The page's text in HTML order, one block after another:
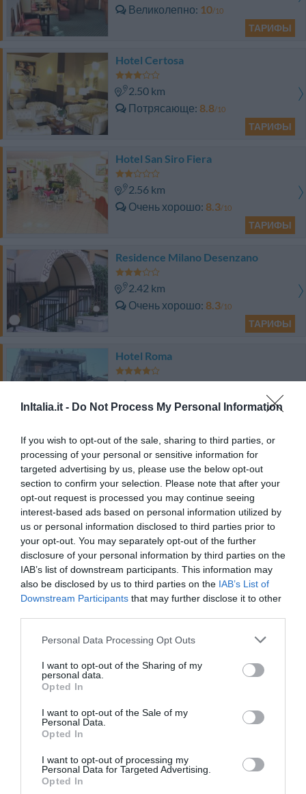
InItalia.it - Do Not Process My Personal Information
If you wish to opt-out of the sale, sharing to third parties, or
processing of your personal or sensitive information for
targeted advertising by us, please use the below opt-out
section to confirm your selection. Please note that after your
opt-out request is processed you may continue seeing
interest-based ads based on personal information utilized by
us or personal information disclosed to third parties prior to
your opt-out. You may separately opt-out of the further
disclosure of your personal information by third parties on the
IAB’s list of downstream participants. This information may
also be disclosed by us to third parties on the IAB’s List of
Downstream Participants that may further disclose it to other
Personal Data Processing Opt Outs
I want to opt-out of the Sharing of my
personal data.
Opted In
I want to opt-out of the Sale of my
Personal Data.
Opted In
I want to opt-out of processing my
Personal Data for Targeted Advertising.
Opted In
Великолепно 10/10
ТАРИФЫ
Hotel Certosa
2.50 km
Потрясающе 8.8/10
ТАРИФЫ
Hotel San Siro Fiera
2.56 km
Очень хорошо 8.3/10
ТАРИФЫ
Residence Milano Desenzano
2.42 km
Очень хорошо 8.3/10
ТАРИФЫ
Hotel Roma
Потрясающе 8.7/10
Palazzo Segreti
5.00 km
Великолепно 9.9/10
ТАРИФЫ
Hotel Pierre Milano
4.79 km
Хорошо 7.8/10
ТАРИФЫ
ТАРИФЫ